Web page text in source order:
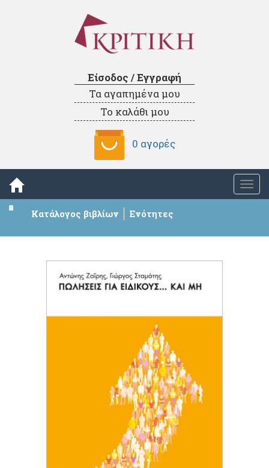
Είσοδος / Εγγραφή
Τα αγαπημένα μου
Το καλάθι μου
0 αγορές
Κατάλογος βιβλίων Ενότητες